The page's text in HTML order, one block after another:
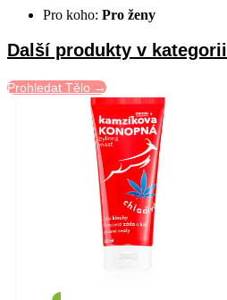
Pro koho: Pro ženy
Další produkty v kategorii
Prohledat Tělo →